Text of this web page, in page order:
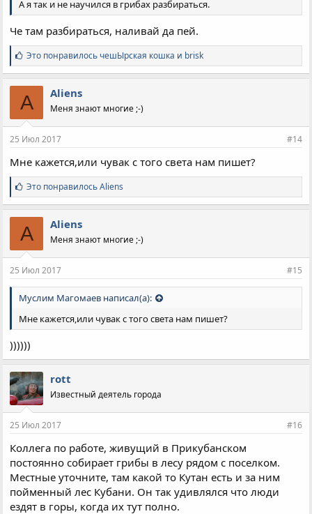
А я так и не научился в грибах разбираться.
Че там разбираться, наливай да пей.
С
и
м
п
а
т
и
:
Это понравилось чешЫрская кошка и brisk
A Aliens
Меня знают многие ;-)
25 Июл 2017 #14
Мне кажется,или чувак с того света нам пишет?
С
и
м
п
а
т
и
:
Это понравилосьAliens
A Aliens
Меня знают многие ;-)
25 Июл 2017 #15
Муслим Магомаев написал(а):
Мне кажется,или чувак с того света нам пишет?
))))))
rott
Известный деятель города
25 Июл 2017 #16
Коллега по работе, живущий в Прикубанском
постоянно собирает грибы в лесу рядом с поселком.
Местные уточните, там какой то Кутан есть и за ним
пойменный лес Кубани. Он так удивлялся что люди
ездят в горы, когда их тут полно.